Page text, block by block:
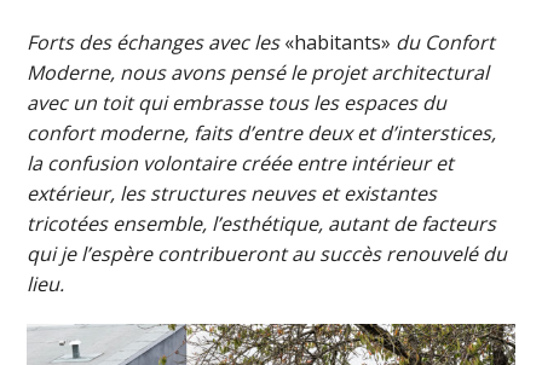
Forts des échanges avec les«habitants» du Confort
Moderne, nous avons pensé le projet architectural
avec un toit qui embrasse tous les espaces du
confort moderne, faits d’entre deux et d’interstices,
la confusion volontaire créée entre intérieur et
extérieur, les structures neuves et existantes
tricotées ensemble, l’esthétique, autant de facteurs
qui je l’espère contribueront au succès renouvelé du
lieu.